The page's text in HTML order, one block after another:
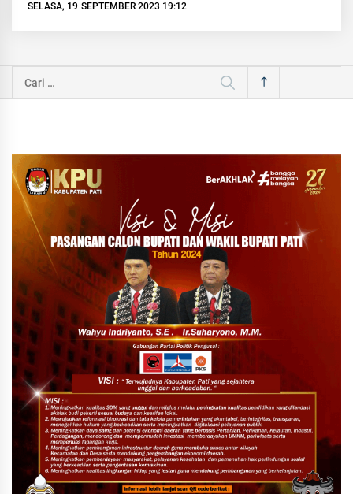
SELASA, 19 SEPTEMBER 2023 19:12
Cari
untuk: